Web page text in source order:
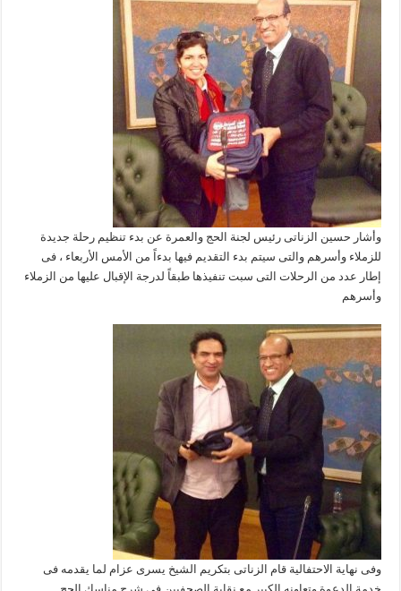
وأشار حسين الزناتى رئيس لجنة الحج والعمرة عن بدء تنظيم رحلة جديدة
للزملاء وأسرهم والتى سيتم بدء التقديم فيها بدءاً من الأمس الأربعاء ، فى
إطار عدد من الرحلات التى سبت تنفيذها طبقاً لدرجة الإقبال عليها من الزملاء
وأسرهم
وفى نهاية الاحتفالية قام الزناتى بتكريم الشيخ يسرى عزام لما يقدمه فى